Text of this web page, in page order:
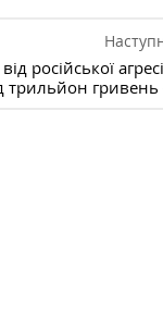
російської
трильйон